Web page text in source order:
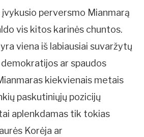
perversmo Mianmarą
vis kitos karinės chuntos.
viena iš labiausiai suvaržytų
ar spaudos
kiekvienais metais
paskutiniųjų pozicijų
aplenkdamas tik tokias
Korėja ar